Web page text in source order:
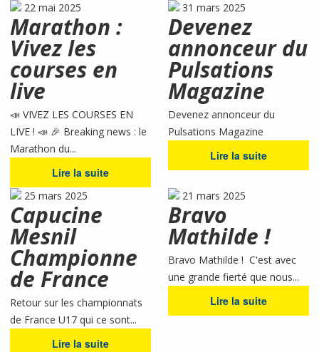
22 mai 2025
Marathon :
Vivez les
courses en
live
📣 VIVEZ LES COURSES EN
LIVE ! 📣 🎉 Breaking news : le
Marathon du...
Lire la suite
31 mars 2025
Devenez
annonceur du
Pulsations
Magazine
Devenez annonceur du
Pulsations Magazine
Lire la suite
25 mars 2025
Capucine
Mesnil
Championne
de France
Retour sur les championnats
de France U17 qui ce sont...
Lire la suite
21 mars 2025
Bravo
Mathilde !
Bravo Mathilde ! C'est avec
une grande fierté que nous...
Lire la suite